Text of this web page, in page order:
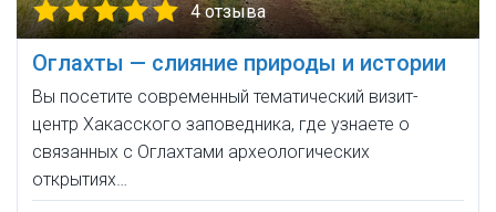
4 отзыва
Оглахты — слияние природы и истории
Вы посетите современный тематический визит-
центр Хакасского заповедника, где узнаете о
связанных с Оглахтами археологических
открытиях…